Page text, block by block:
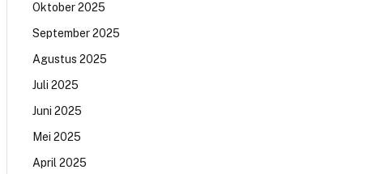
Oktober 2025
September 2025
Agustus 2025
Juli 2025
Juni 2025
Mei 2025
April 2025